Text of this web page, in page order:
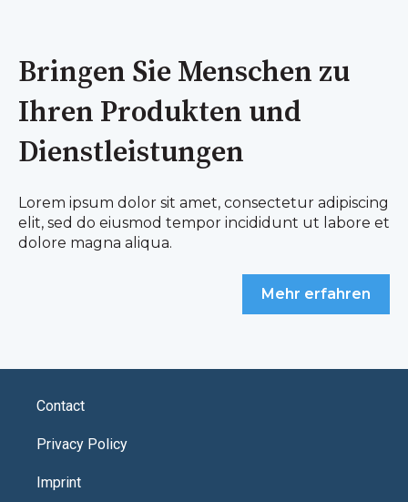
Bringen Sie Menschen zu
Ihren Produkten und
Dienstleistungen
Lorem ipsum dolor sit amet, consectetur adipiscing
elit, sed do eiusmod tempor incididunt ut labore et
dolore magna aliqua.
Mehr erfahren
Contact
Privacy Policy
Imprint